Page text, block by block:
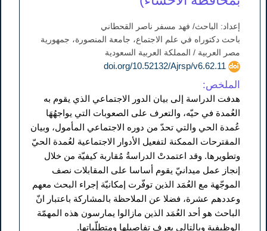
إعداد: الباحث/ فهد مسفر ناصر القحطاني
باحث دكتوراه في علم الاجتماع، جامعة المنصورة، جمهورية
مصر العربية / المملكة العربية السعودية
doi.org/10.52132/Ajrsp/v6.62.11
الملخص:
هدفت الدراسة إلى بيان الدور الاجتماعي الذي يقوم به
العُمدة في حيّه، والتعرف على الصعوبات التي يواجهُهَا
عُمدة الحي والتي تحدّ من دوره الاجتماعي المأمول، وبيان
المقترحات الممكنة لتفعيل الأدوار الاجتماعية لعُمدة الحيّ
وتطويرها. وقد اعتمدتْ الدراسةُ مُقاربة كيفيّة من خلال
إنجاز عمل ميدانيّ يقوم أساسا على المقابلات نصف
الموجّهة مع العُمَد الذين توفّرت إمكانيّة إجراء البحث معهم
وعددهم عشرة، فضلا عن الملاحظة بالمشاركة باعتبار انّ
الباحث هو أحد العُمَد الذين مازالوا يمارسون هذه المهمّة
الوظيفية وبالتالي يعرف تفاصيلها ومتطلّباتها.